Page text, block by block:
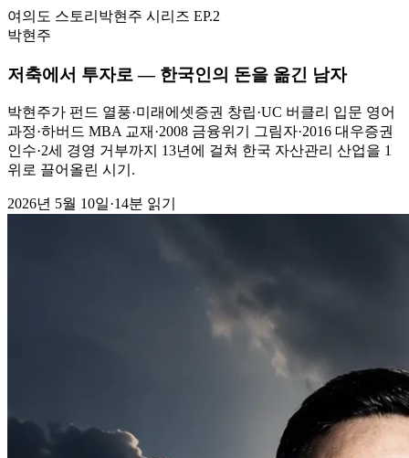
여의도 스토리 박현주 시리즈 EP.2
박현주
저축에서 투자로 — 한국인의 돈을 옮긴 남자
박현주가 펀드 열풍·미래에셋증권 창립·UC 버클리 입문 영어
과정·하버드 MBA 교재·2008 금융위기 그림자·2016 대우증권
인수·2세 경영 거부까지 13년에 걸쳐 한국 자산관리 산업을 1
위로 끌어올린 시기.
2026년 5월 10일·14분 읽기